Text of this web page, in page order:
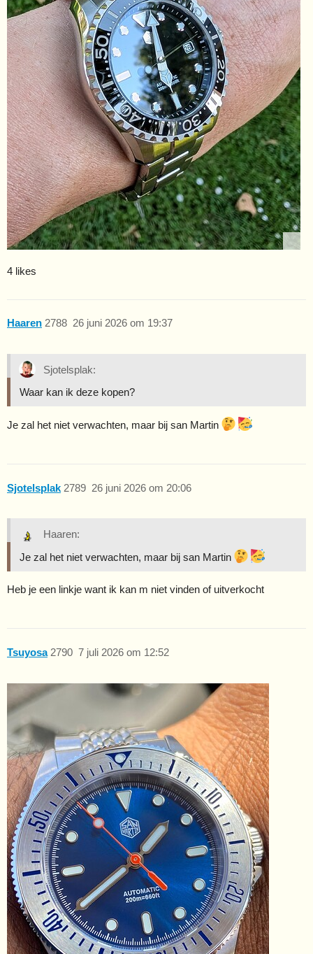
4 likes
Haaren 26 juni 2026 om 19:37
2788
Sjotelsplak:
Waar kan ik deze kopen?
Je zal het niet verwachten, maar bij san Martin
Sjotelsplak 26 juni 2026 om 20:06
2789
Haaren:
Je zal het niet verwachten, maar bij san Martin
Heb je een linkje want ik kan m niet vinden of uitverkocht
Tsuyosa 7 juli 2026 om 12:52
2790